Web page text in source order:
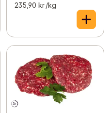
235,90 kr /kg